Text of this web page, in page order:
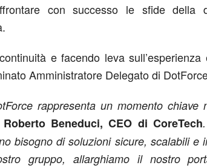
con successo le sfide della
e facendo leva
Amministratore Delegato di
rappresenta un momento
Roberto Beneduci, CEO di CoreTech
bisogno di soluzioni sicure, scalabili e
gruppo, allarghiamo il nostro